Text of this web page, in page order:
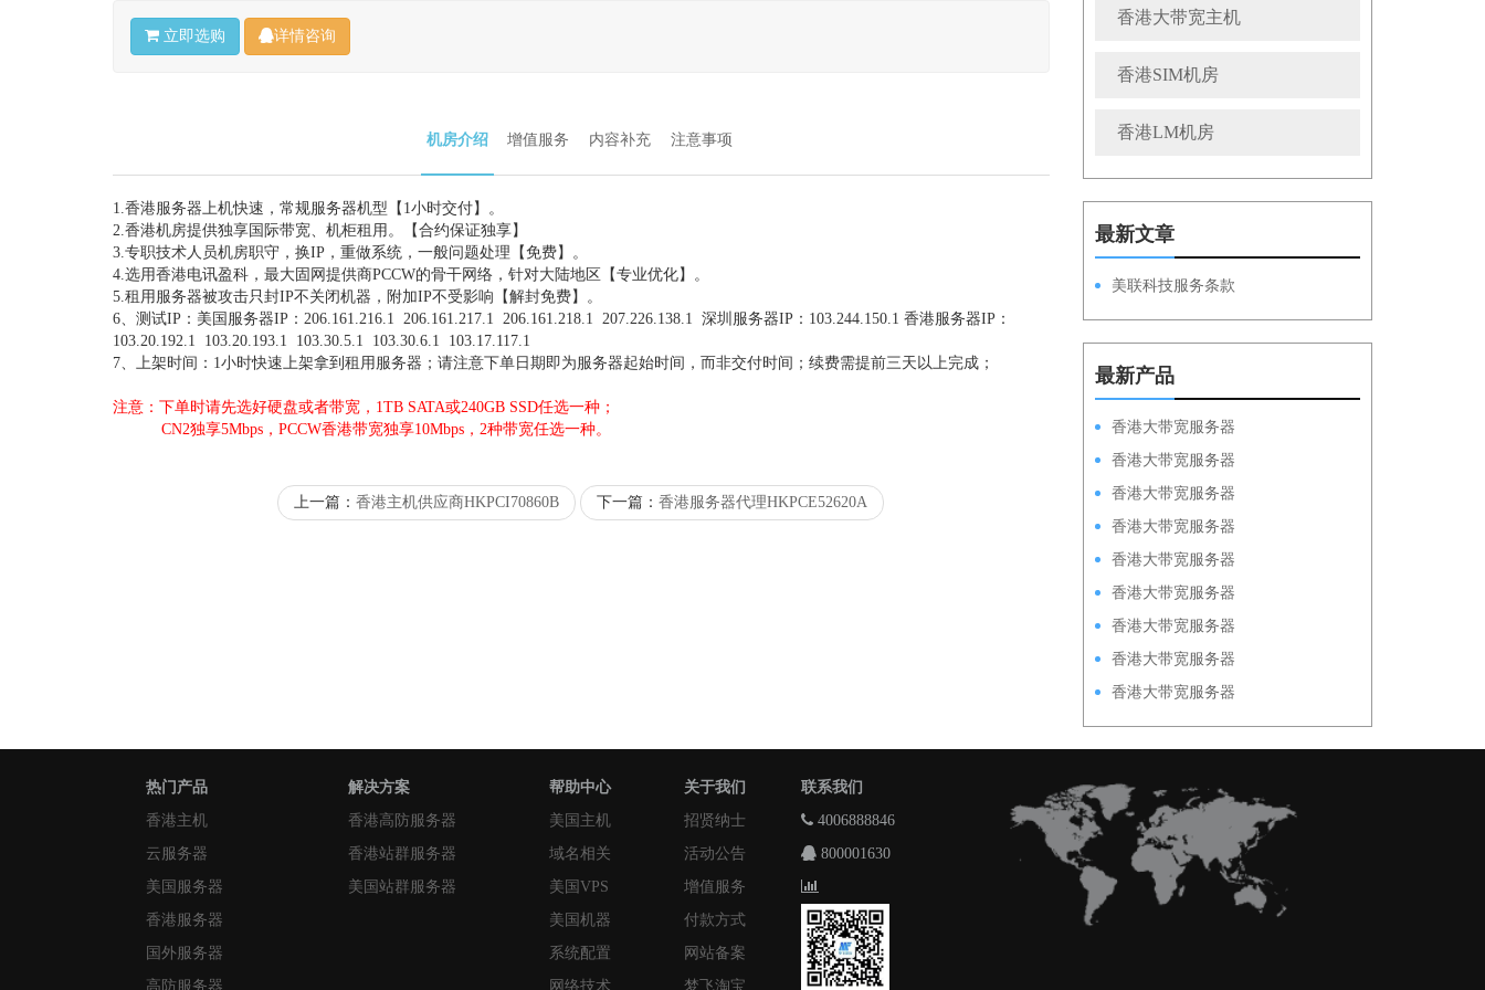
立即选购 详情咨询
机房介绍 增值服务 内容补充 注意事项
1.香港服务器上机快速，常规服务器机型【1小时交付】。
2.香港机房提供独享国际带宽、机柜租用。【合约保证独享】
3.专职技术人员机房职守，换IP，重做系统，一般问题处理【免费】。
4.选用香港电讯盈科，最大固网提供商PCCW的骨干网络，针对大陆地区【专业优化】。
5.租用服务器被攻击只封IP不关闭机器，附加IP不受影响【解封免费】。
6、测试IP：美国服务器IP：206.161.216.1 206.161.217.1 206.161.218.1 207.226.138.1 深圳服务器IP：103.244.150.1 香港服务器IP：
103.20.192.1 103.20.193.1 103.30.5.1 103.30.6.1 103.17.117.1
7、上架时间：1小时快速上架拿到租用服务器；请注意下单日期即为服务器起始时间，而非交付时间；续费需提前三天以上完成；
注意：下单时请先选好硬盘或者带宽，1TB SATA或240GB SSD任选一种；
CN2独享5Mbps，PCCW香港带宽独享10Mbps，2种带宽任选一种。
上一篇：香港主机供应商HKPCI70860B 下一篇：香港服务器代理HKPCE52620A
香港大带宽主机
香港SIM机房
香港LM机房
最新文章
美联科技服务条款
最新产品
香港大带宽服务器
HKPSD52630N100M
香港大带宽服务器
HKPSD52630L100M
香港大带宽服务器
HKPSE52630L100M
香港大带宽服务器
HKPSE31260A100M
香港大带宽服务器
HKPSD52630N50M
香港大带宽服务器
HKPSD52630L50M
香港大带宽服务器
HKPSE52630L50M
香港大带宽服务器
HKPSE31260A50M
香港大带宽服务器
热门产品
香港主机
云服务器
美国服务器
香港服务器
国外服务器
高防服务器
解决方案
香港高防服务器
香港站群服务器
美国站群服务器
帮助中心
美国主机
域名相关
美国VPS
美国机器
系统配置
网络技术
关于我们
招贤纳士
活动公告
增值服务
付款方式
网站备案
梦飞淘宝
联系我们
4006888846
800001630